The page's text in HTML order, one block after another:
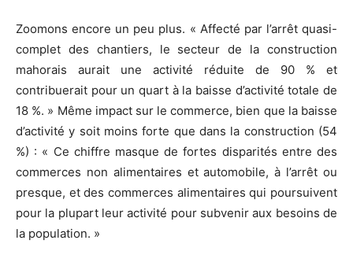
Zoomons encore un peu plus. « Affecté par l’arrêt quasi-
complet des chantiers, le secteur de la construction
mahorais aurait une activité réduite de 90 % et
contribuerait pour un quart à la baisse d’activité totale de
18 %. » Même impact sur le commerce, bien que la baisse
d’activité y soit moins forte que dans la construction (54
%) : « Ce chiffre masque de fortes disparités entre des
commerces non alimentaires et automobile, à l’arrêt ou
presque, et des commerces alimentaires qui poursuivent
pour la plupart leur activité pour subvenir aux besoins de
la population. »